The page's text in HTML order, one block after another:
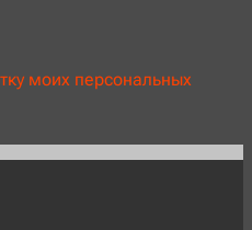
моих персональных